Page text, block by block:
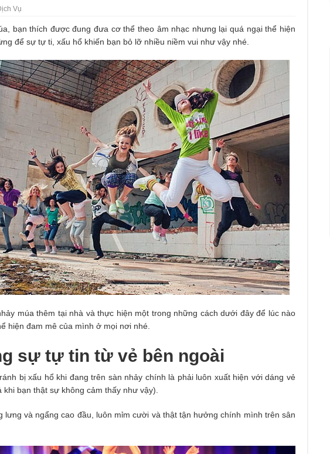
Vụ
bạn thích được đung đưa cơ thể theo âm nhạc nhưng lại quá ngại thể hiện
để sự tự ti, xấu hổ khiến bạn bỏ lỡ nhiều niềm vui như vậy nhé.
múa thêm tại nhà và thực hiện một trong những cách dưới đây để lúc nào
hiện đam mê của mình ở mọi nơi nhé.
sự tự tin từ vẻ bên ngoài
bị xấu hổ khi đang trên sàn nhảy chính là phải luôn xuất hiện với dáng vẻ
bạn thật sự không cảm thấy như vậy).
lưng và ngẩng cao đầu, luôn mỉm cười và thật tận hưởng chính mình trên sân